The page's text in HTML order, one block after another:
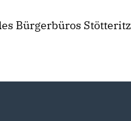
Bürgerbüros Stötteritz